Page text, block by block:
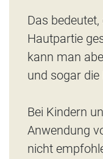
Das
Hautpartie
kann man
und sogar die
Bei Kindern
Anwendung
nicht